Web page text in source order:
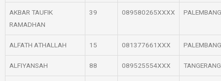
AKBAR TAUFIK
RAMADHAN
39 089580265XXXX PALEMBANG
ALFATH ATHALLAH 15 081377661XXX PALEMBANG
ALFIYANSAH 88 089525554XXX TANGERANG